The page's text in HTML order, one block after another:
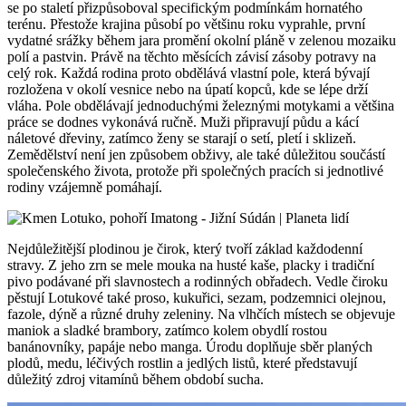
se po staletí přizpůsoboval specifickým podmínkám hornatého
terénu. Přestože krajina působí po většinu roku vyprahle, první
vydatné srážky během jara promění okolní pláně v zelenou mozaiku
polí a pastvin. Právě na těchto měsících závisí zásoby potravy na
celý rok. Každá rodina proto obdělává vlastní pole, která bývají
rozložena v okolí vesnice nebo na úpatí kopců, kde se lépe drží
vláha. Pole obdělávají jednoduchými železnými motykami a většina
práce se dodnes vykonává ručně. Muži připravují půdu a kácí
náletové dřeviny, zatímco ženy se starají o setí, pletí i sklizeň.
Zemědělství není jen způsobem obživy, ale také důležitou součástí
společenského života, protože při společných pracích si jednotlivé
rodiny vzájemně pomáhají.
Nejdůležitější plodinou je čirok, který tvoří základ každodenní
stravy. Z jeho zrn se mele mouka na husté kaše, placky i tradiční
pivo podávané při slavnostech a rodinných obřadech. Vedle čiroku
pěstují Lotukové také proso, kukuřici, sezam, podzemnici olejnou,
fazole, dýně a různé druhy zeleniny. Na vlhčích místech se objevuje
maniok a sladké brambory, zatímco kolem obydlí rostou
banánovníky, papáje nebo manga. Úrodu doplňuje sběr planých
plodů, medu, léčivých rostlin a jedlých listů, které představují
důležitý zdroj vitamínů během období sucha.